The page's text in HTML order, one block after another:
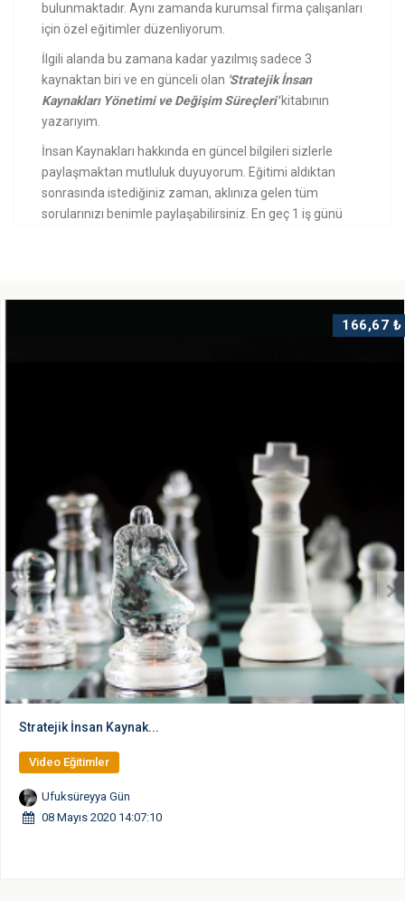
bulunmaktadır. Aynı zamanda kurumsal firma çalışanları
için özel eğitimler düzenliyorum.
İlgili alanda bu zamana kadar yazılmış sadece 3
kaynaktan biri ve en günceli olan 'Stratejik İnsan
Kaynakları Yönetimi ve Değişim Süreçleri'kitabının
yazarıyım.
İnsan Kaynakları hakkında en güncel bilgileri sizlerle
paylaşmaktan mutluluk duyuyorum. Eğitimi aldıktan
sonrasında istediğiniz zaman, aklınıza gelen tüm
sorularınızı benimle paylaşabilirsiniz. En geç 1 iş günü
Makalelerimize ve röportajlarımıza ücretsiz tam erişim
Kariyer Koçluğu taleplerinizde 4 seans fiyatına 6 seans.
Mülakat ve değerlendirme merkezi uygulamaları
öncesinde indirimli ve öncelikli online ve birebir prova
imkanı.
2020 sonuna kadar alanımızla ilgili ücretsiz online
danışmanlık hizmeti.
Eğitimlerinizin ve kariyerinizin, keyifli ve uzun soluklu
geçmesini diliyorum.
166,67 ₺
Stratejik İnsan Kaynak...
Video Eğitimler
Ufuksüreyya Gün
08 Mayıs 2020 14:07:10